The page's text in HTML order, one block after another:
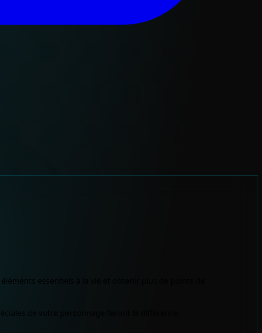
essentiels à la vie et obtenir plus de points de
de votre personnage feront la différence.